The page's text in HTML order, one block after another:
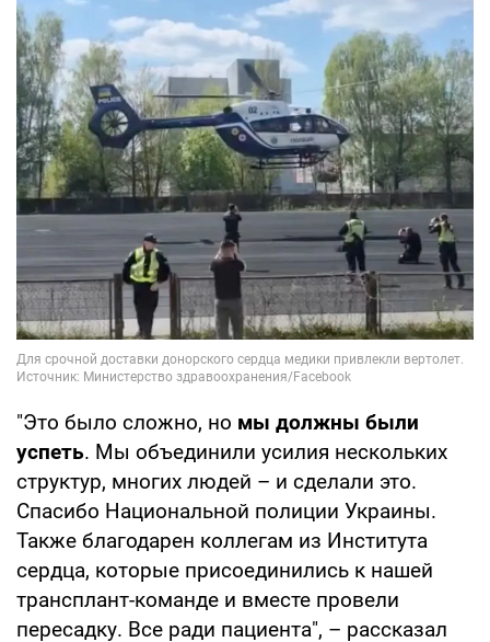
"Это было сложно, но мы должны были
успеть. Мы объединили усилия нескольких
структур, многих людей – и сделали это.
Спасибо Национальной полиции Украины.
Также благодарен коллегам из Института
сердца, которые присоединились к нашей
трансплант-команде и вместе провели
пересадку. Все ради пациента", – рассказал